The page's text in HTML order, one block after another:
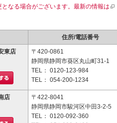
なる場合がございます。最新の情報は
住所/電話番号
東店
〒420-0861
静岡県静岡市葵区丸山町31-1
TEL： 0120-123-984
TEL： 054-200-1234
店
〒422-8041
静岡県静岡市駿河区中田3-2-5
TEL： 0120-092-360